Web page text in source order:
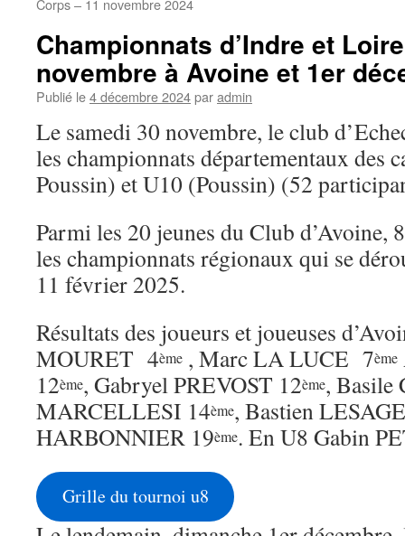
Corps – 11 novembre 2024
Championnats d’Indre et
novembre à Avoine et 1er
Publié le4 décembre 2024paradmin
Le samedi 30 novembre, le club
les championnats départementaux des
Poussin) et U10 (Poussin) (52
Parmi les 20 jeunes du Club d’Avoine,
les championnats régionaux qui se
11 février 2025.
Résultats des joueurs et joueuses
MOURET 4ème , Marc LA LUCE 7ème
12ème, Gabryel PREVOST 12ème, Basile
MARCELLESI 14ème, Bastien
HARBONNIER 19ème. En U8 Gabin
Grille du tournoi u8